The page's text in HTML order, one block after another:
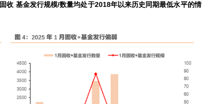
收 基金发行规模/数量均处于2018年以来历史同期最低水平的情